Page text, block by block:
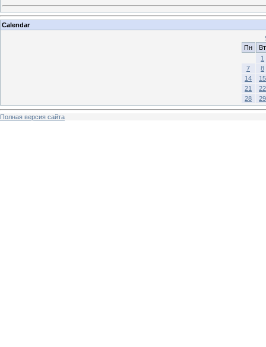
Calendar
Пн
Вт
1
7
8
14
15
21
22
28
29
Полная версия сайта